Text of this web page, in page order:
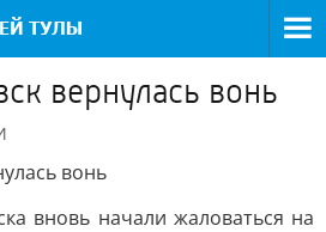
вернулась вонь
вонь
вновь начали жаловаться на